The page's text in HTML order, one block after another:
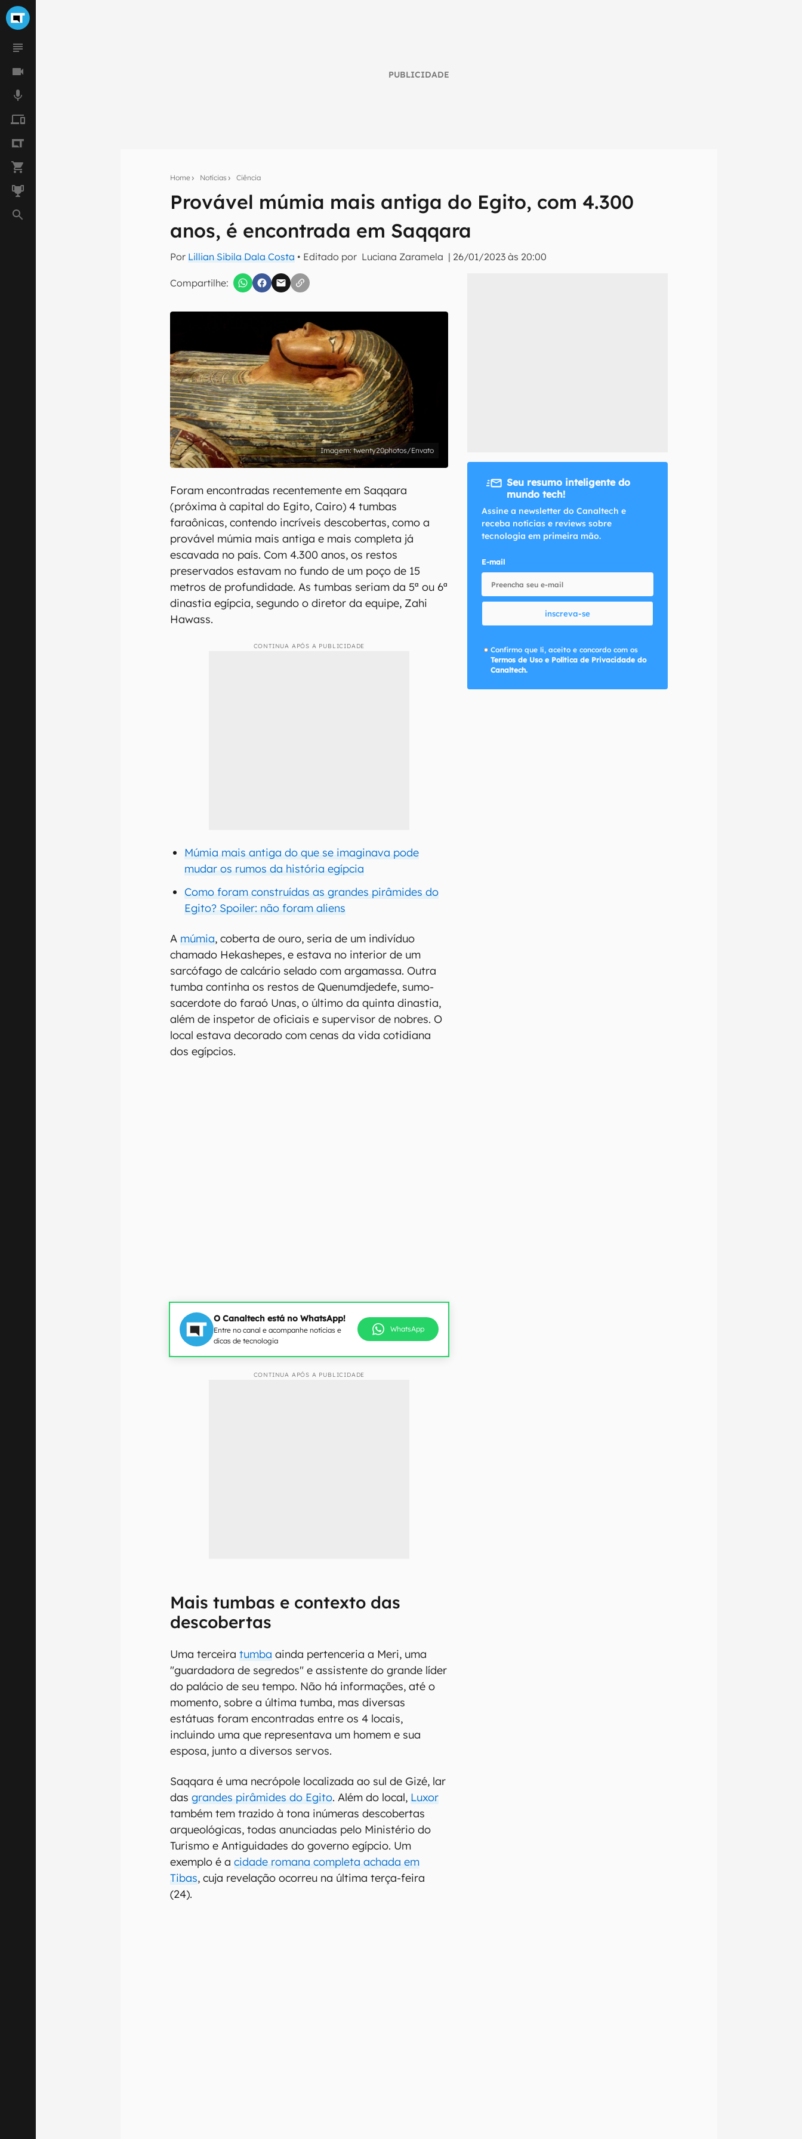
PUBLICIDADE
Home Notícias Ciência
Provável múmia mais antiga do Egito, com 4.300
anos, é encontrada em Saqqara
Por Lillian Sibila Dala Costa • Editado por Luciana Zaramela | 26/01/2023 às 20:00
Compartilhe:
Assine a newsletter do Canaltech e receba notícias e reviews sobre tecnologia em primeira
Confirmo que li, aceito e concordo com os Termos de Uso e Política de Privacidade do Canaltech.
twenty20photos/Envato
Foram encontradas recentemente em Saqqara
(próxima à capital do Egito, Cairo) 4 tumbas
faraônicas, contendo incríveis descobertas, como a
provável múmia mais antiga e mais completa já
escavada no país. Com 4.300 anos, os restos
preservados estavam no fundo de um poço de 15
metros de profundidade. As tumbas seriam da 5ª ou 6ª
dinastia egípcia, segundo o diretor da equipe, Zahi
Hawass.
CONTINUA APÓS A PUBLICIDADE
Múmia mais antiga do que se imaginava pode
mudar os rumos da história egípcia
Como foram construídas as grandes pirâmides do
Egito? Spoiler: não foram aliens
A múmia, coberta de ouro, seria de um indivíduo
chamado Hekashepes, e estava no interior de um
sarcófago de calcário selado com argamassa. Outra
tumba continha os restos de Quenumdjedefe, sumo-
sacerdote do faraó Unas, o último da quinta dinastia,
além de inspetor de oficiais e supervisor de nobres. O
local estava decorado com cenas da vida cotidiana
dos egípcios.
O Canaltech está no WhatsApp!
Entre no canal e acompanhe notícias e
dicas de tecnologia
WhatsApp
CONTINUA APÓS A PUBLICIDADE
Mais tumbas e contexto das
descobertas
Uma terceiratumba ainda pertenceria a Meri, uma
"guardadora de segredos" e assistente do grande líder
do palácio de seu tempo. Não há informações, até o
momento, sobre a última tumba, mas diversas
estátuas foram encontradas entre os 4 locais,
incluindo uma que representava um homem e sua
esposa, junto a diversos servos.
Saqqara é uma necrópole localizada ao sul de Gizé, lar
dasgrandes pirâmides do Egito. Além do local, Luxor
também tem trazido à tona inúmeras descobertas
arqueológicas, todas anunciadas pelo Ministério do
Turismo e Antiguidades do governo egípcio. Um
exemplo é acidade romana completa achada em
Tibas, cuja revelação ocorreu na última terça-feira
(24).
Seu resumo inteligente do
mundo tech!
Assine a newsletter do Canaltech e
receba notícias e reviews sobre
tecnologia em primeira mão.
E-mail
inscreva-se
Confirmo que li, aceito e concordo com os
Termos de Uso e Política de Privacidade do
Canaltech.